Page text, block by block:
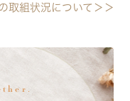
取組状況について＞＞